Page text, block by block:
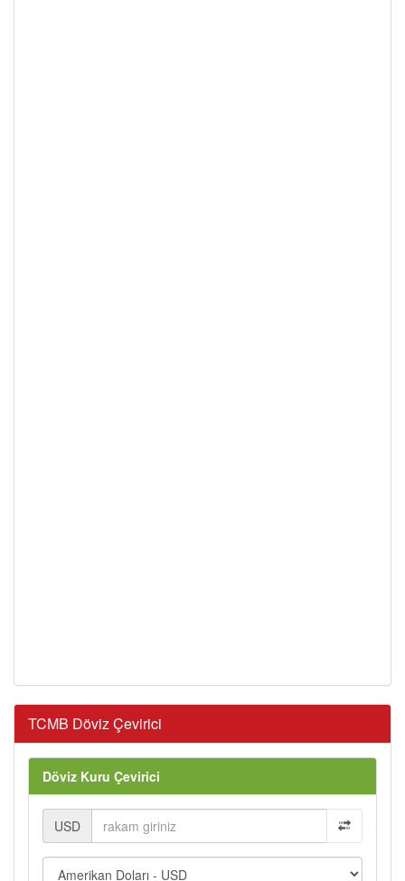
TCMB Döviz Çevirici
Döviz Kuru Çevirici
USD